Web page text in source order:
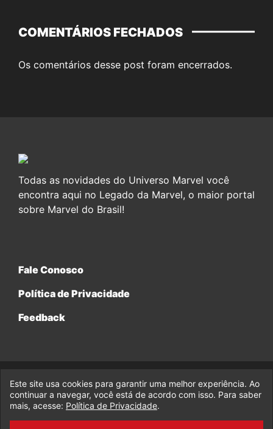
COMENTÁRIOS FECHADOS
Os comentários desse post foram encerrados.
Todas as novidades do Universo Marvel você
encontra aqui no Legado da Marvel, o maior portal
sobre Marvel do Brasil!
Fale Conosco
Política de Privacidade
Feedback
© 2017-2026 Legado da Marvel, uma empresa da Legado
Enterprises.
fabiolobo
Este site usa cookies para garantir uma melhor experiência. Ao
continuar a navegar, você está de acordo com isso. Para saber
mais, acesse: Política de Privacidade.